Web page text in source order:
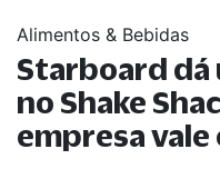
Alimentos & Bebidas
Starboard dá
no Shake
empresa